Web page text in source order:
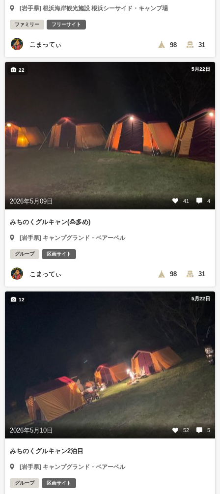
[岩手県] 根浜海岸観光施設 根浜シーサイド・キャンプ場
ファミリー フリーサイト
こまってぃ 98 31
5月22日
2026年5月09日 41 4
22
みちのくグルキャン(🍮多め)
[岩手県] キャンプグランド・ベアーベル
グループ 区画サイト
こまってぃ 98 31
5月22日
2026年5月10日 52 5
12
みちのくグルキャン2泊目
[岩手県] キャンプグランド・ベアーベル
グループ 区画サイト